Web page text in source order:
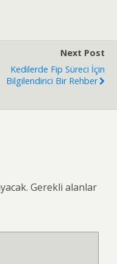
Next Post
Kedilerde Fip Süreci İçin
Bilgilendirici Bir Rehber
Gerekli alanlar